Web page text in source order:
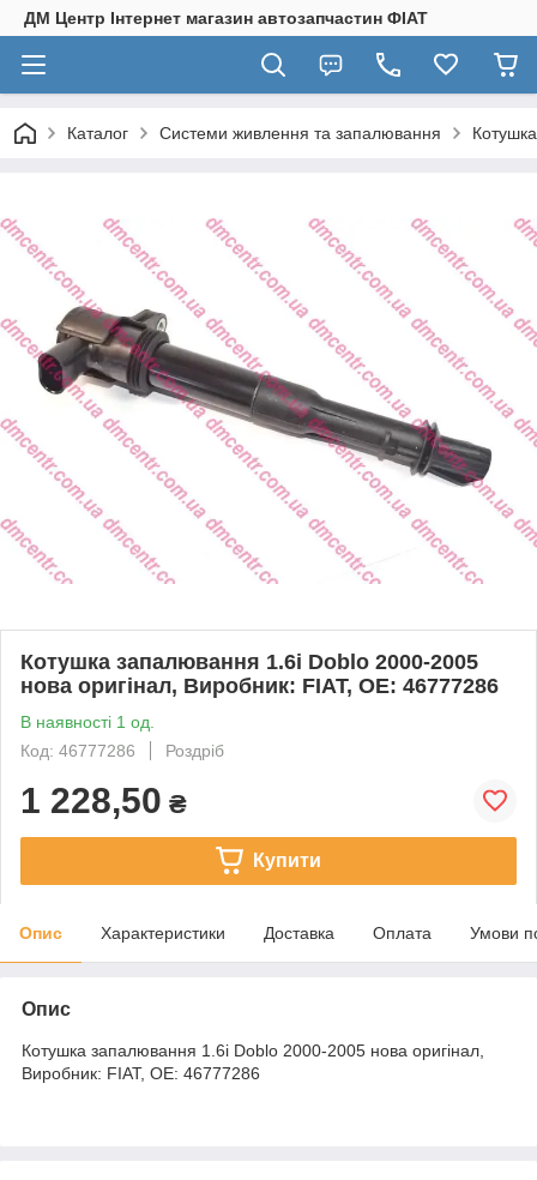
ДМ Центр Інтернет магазин автозапчастин ФІАТ
Каталог Системи живлення та запалювання
Котушка запалювання 1.6i Doblo 2000-2005
нова оригінал, Виробник: FIAT, OE: 46777286
В наявності 1 од.
Код: 46777286
Роздріб
1 228,50 ₴
Купити
Опис Характеристики Доставка Оплата Умови
Опис
Котушка запалювання 1.6i Doblo 2000-2005 нова оригінал,
Виробник: FIAT, OE: 46777286